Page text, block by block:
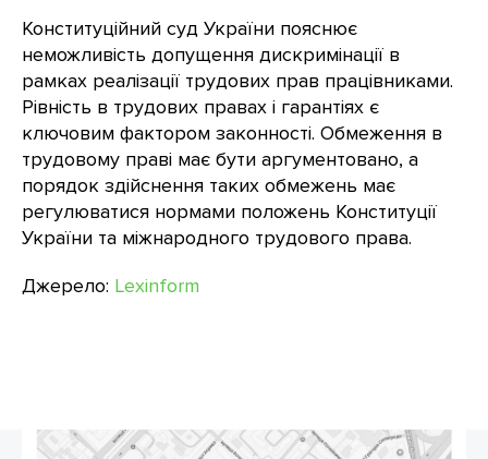
Конституційний суд України пояснює
неможливість допущення дискримінації в
рамках реалізації трудових прав працівниками.
Рівність в трудових правах і гарантіях є
ключовим фактором законності. Обмеження в
трудовому праві має бути аргументовано, а
порядок здійснення таких обмежень має
регулюватися нормами положень Конституції
України та міжнародного трудового права.
Джерело: Lexinform